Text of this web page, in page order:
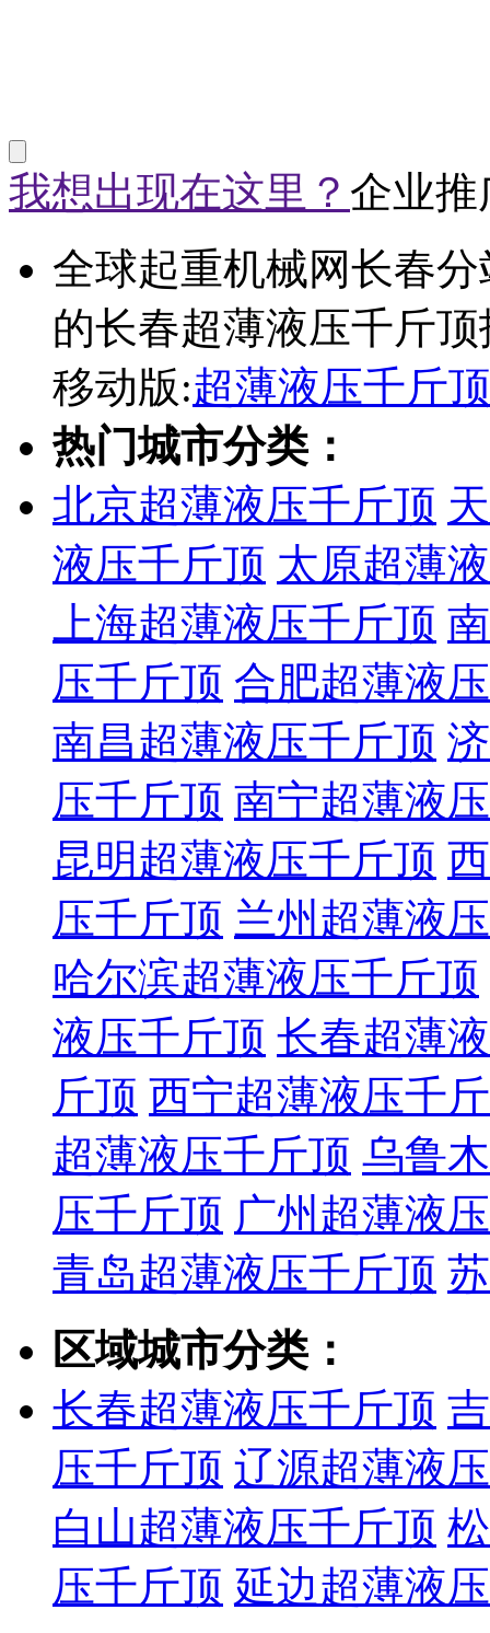
我想出现在这里？ 企业推
全球起重机械网长春
的长春超薄液压千斤
移动版:超薄液压千斤顶
热门城市分类：
北京超薄液压千斤顶
液压千斤顶 太原超薄
上海超薄液压千斤顶
压千斤顶 合肥超薄液
南昌超薄液压千斤顶
压千斤顶 南宁超薄液
昆明超薄液压千斤顶
压千斤顶 兰州超薄液
哈尔滨超薄液压千斤顶
液压千斤顶 长春超薄
斤顶 西宁超薄液压千
超薄液压千斤顶 乌鲁
压千斤顶 广州超薄液
青岛超薄液压千斤顶
区域城市分类：
长春超薄液压千斤顶
压千斤顶 辽源超薄液
白山超薄液压千斤顶
压千斤顶 延边超薄液